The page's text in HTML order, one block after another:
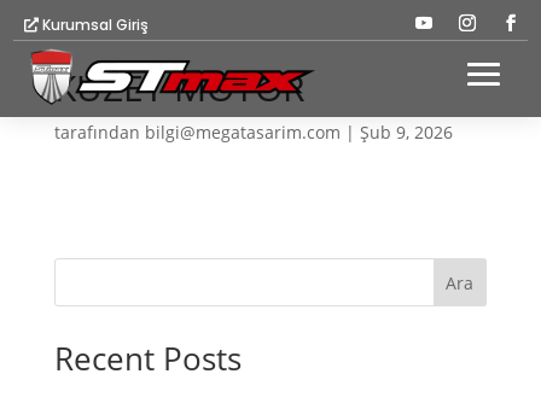
Kurumsal Giriş
KUZEY MOTOR
tarafından bilgi@megatasarim.com | Şub 9, 2026
Ara
Recent Posts